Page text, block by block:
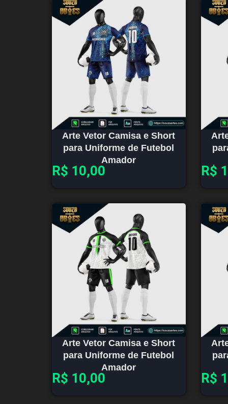
Arte Vetor Camisa e Short
para Uniforme de Futebol
Amador
R$ 10,00 R$
Arte Vetor Camisa e Short
para Uniforme de Futebol
Amador
R$ 10,00 R$